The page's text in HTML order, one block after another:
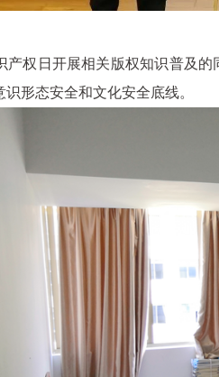
产权日开展相关版权知识普及
形态安全和文化安全底线。